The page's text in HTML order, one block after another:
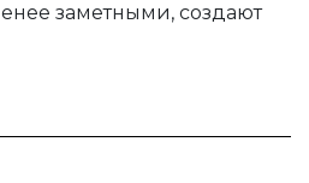
заметными, создают